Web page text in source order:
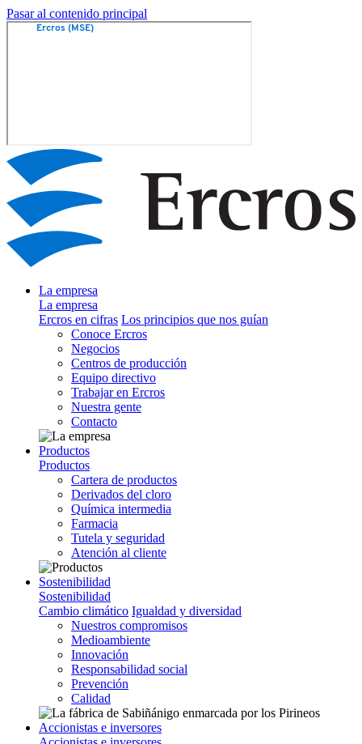
Pasar al contenido principal
La empresa
La empresa
Ercros en cifras Los principios que nos guían
Conoce Ercros
Negocios
Centros de producción
Equipo directivo
Trabajar en Ercros
Nuestra gente
Contacto
Productos
Productos
Cartera de productos
Derivados del cloro
Química intermedia
Farmacia
Tutela y seguridad
Atención al cliente
Sostenibilidad
Sostenibilidad
Cambio climático Igualdad y diversidad
Nuestros compromisos
Medioambiente
Innovación
Responsabilidad social
Prevención
Calidad
Accionistas e inversores